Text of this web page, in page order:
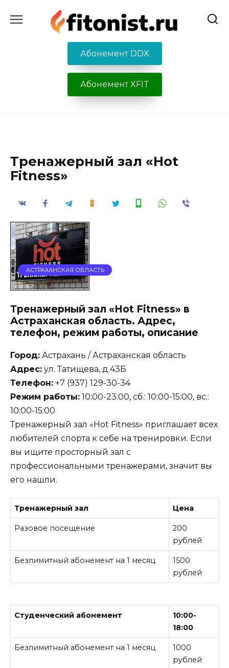
содержанию
Абонемент DDX
Абонемент XFIT
Тренажерный зал «Hot
Fitness»
АСТРАХАНСКАЯ ОБЛАСТЬ
Тренажерный зал «Hot Fitness» в
Астраханская область. Адрес,
телефон, режим работы, описание
Город: Астрахань / Астраханская область
Адрес: ул. Татищева, д.43Б
Телефон: +7 (937) 129-30-34
Режим работы: 10:00-23:00, сб.: 10:00-15:00, вс.:
10:00-15:00
Тренажерный зал «Hot Fitness» приглашает всех
любителей спорта к себе на тренировки. Если
вы ищите просторный зал с
профессиональными тренажерами, значит вы
его нашли.
Тренажерный зал Цена
Разовое посещение
200
рублей
Безлимитный абонемент на 1 месяц
1500
рублей
Студенческий абонемент
10:00-
18:00
Безлимитный абонемент на 1 месяц
1000
рублей